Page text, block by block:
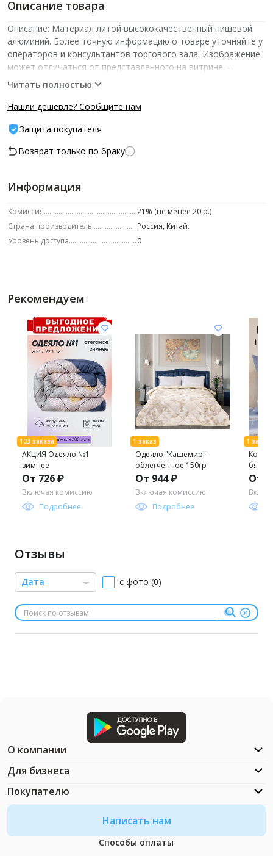
Описание товара
Описание: Материал литой высококачественный пищевой
алюминий. Более точную информацию о товаре уточняйте у
операторов и консультантов торгового зала. Изображение
может отличаться от представленного на витрине.­ --
Характеристики -- ед.изм.: шт шт/уп: 1
Читать полностью
Нашли дешевле? Сообщите нам
Защита покупателя
Возврат только по браку
Информация
Комиссия
21% (не менее 20 р.)
Страна производитель
Россия, Китай.
Уровень доступа
0
Рекомендуем
АКЦИЯ Одеяло №1
зимнее
От 726 ₽
Включая комиссию
Подробнее
Одеяло "Кашемир"
облегченное 150гр
От 944 ₽
Включая комиссию
Подробнее
бязь
От
Отзывы
Дата с фото (0)
Написать нам
Способы оплаты
О компании
Для бизнеса
Покупателю